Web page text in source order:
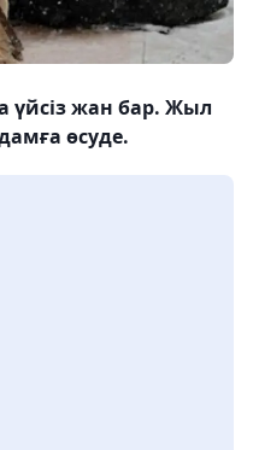
үйсіз жан бар. Жыл
өсуде.